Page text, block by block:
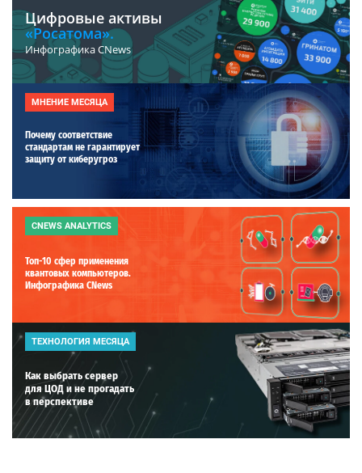
Цифровые активы
«Росатома».
Инфографика CNews
МНЕНИЕ МЕСЯЦА
Почему соответствие
стандартам не гарантирует
защиту от киберугроз
CNEWS ANALYTICS
Топ-10 сфер применения
квантовых компьютеров.
Инфографика CNews
ТЕХНОЛОГИЯ МЕСЯЦА
Как выбрать сервер
для ЦОД и не прогадать
в перспективе